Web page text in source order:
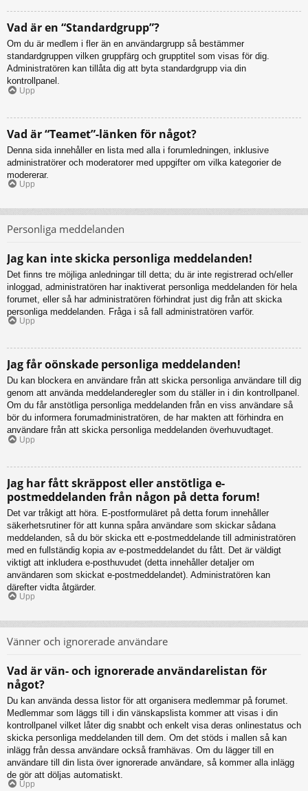
Vad är en “Standardgrupp”?
Om du är medlem i fler än en användargrupp så bestämmer
standardgruppen vilken gruppfärg och grupptitel som visas för dig.
Administratören kan tillåta dig att byta standardgrupp via din
kontrollpanel.
Upp
Vad är “Teamet”-länken för något?
Denna sida innehåller en lista med alla i forumledningen, inklusive
administratörer och moderatorer med uppgifter om vilka kategorier de
modererar.
Upp
Personliga meddelanden
Jag kan inte skicka personliga meddelanden!
Det finns tre möjliga anledningar till detta; du är inte registrerad och/eller
inloggad, administratören har inaktiverat personliga meddelanden för hela
forumet, eller så har administratören förhindrat just dig från att skicka
personliga meddelanden. Fråga i så fall administratören varför.
Upp
Jag får oönskade personliga meddelanden!
Du kan blockera en användare från att skicka personliga användare till dig
genom att använda meddelanderegler som du ställer in i din kontrollpanel.
Om du får anstötliga personliga meddelanden från en viss användare så
bör du informera forumadministratören, de har makten att förhindra en
användare från att skicka personliga meddelanden överhuvudtaget.
Upp
Jag har fått skräppost eller anstötliga e-
postmeddelanden från någon på detta forum!
Det var tråkigt att höra. E-postformuläret på detta forum innehåller
säkerhetsrutiner för att kunna spåra användare som skickar sådana
meddelanden, så du bör skicka ett e-postmeddelande till administratören
med en fullständig kopia av e-postmeddelandet du fått. Det är väldigt
viktigt att inkludera e-posthuvudet (detta innehåller detaljer om
användaren som skickat e-postmeddelandet). Administratören kan
därefter vidta åtgärder.
Upp
Vänner och ignorerade användare
Vad är vän- och ignorerade användarelistan för
något?
Du kan använda dessa listor för att organisera medlemmar på forumet.
Medlemmar som läggs till i din vänskapslista kommer att visas i din
kontrollpanel vilket låter dig snabbt och enkelt visa deras onlinestatus och
skicka personliga meddelanden till dem. Om det stöds i mallen så kan
inlägg från dessa användare också framhävas. Om du lägger till en
användare till din lista över ignorerade användare, så kommer alla inlägg
de gör att döljas automatiskt.
Upp